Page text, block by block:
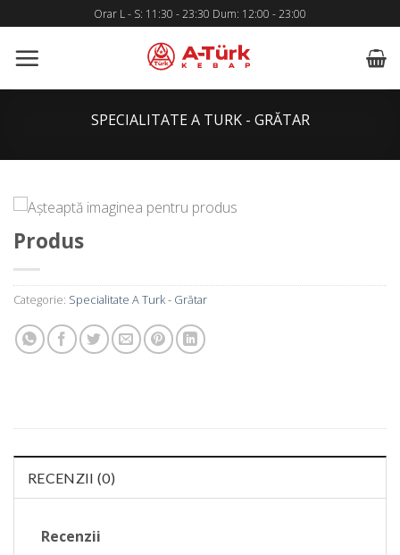
to
content
Orar L - S: 11:30 - 23:30 Dum: 12:00 - 23:00
SPECIALITATE A TURK - GRĂTAR
Produs
Categorie: Specialitate A Turk - Grătar
RECENZII (0)
Recenzii